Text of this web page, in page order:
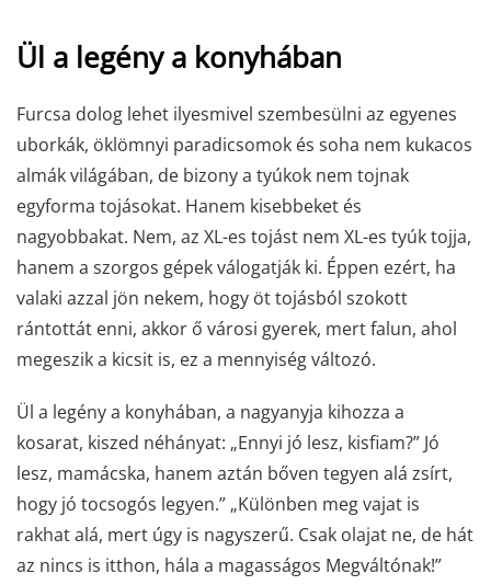
Ül a legény a konyhában
Furcsa dolog lehet ilyesmivel szembesülni az egyenes
uborkák, öklömnyi paradicsomok és soha nem kukacos
almák világában, de bizony a tyúkok nem tojnak
egyforma tojásokat. Hanem kisebbeket és
nagyobbakat. Nem, az XL-es tojást nem XL-es tyúk tojja,
hanem a szorgos gépek válogatják ki. Éppen ezért, ha
valaki azzal jön nekem, hogy öt tojásból szokott
rántottát enni, akkor ő városi gyerek, mert falun, ahol
megeszik a kicsit is, ez a mennyiség változó.
Ül a legény a konyhában, a nagyanyja kihozza a
kosarat, kiszed néhányat: „Ennyi jó lesz, kisfiam?” Jó
lesz, mamácska, hanem aztán bőven tegyen alá zsírt,
hogy jó tocsogós legyen.” „Különben meg vajat is
rakhat alá, mert úgy is nagyszerű. Csak olajat ne, de hát
az nincs is itthon, hála a magasságos Megváltónak!”